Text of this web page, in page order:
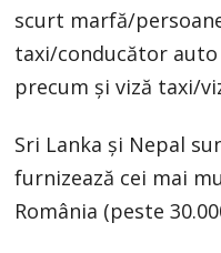
scurt marfă/
taxi/conducător
precum și viză taxi/
Sri Lanka și Nepal
furnizează cei mai
România (peste